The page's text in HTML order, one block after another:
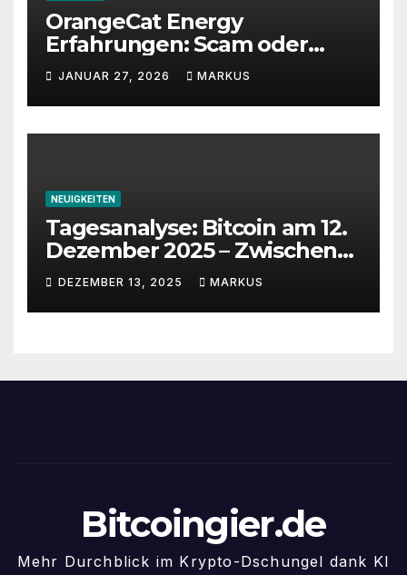
OrangeCat Energy
Erfahrungen: Scam oder
seriös? Wichtige Warnung
2026
JANUAR 27, 2026 MARKUS
NEUIGKEITEN
Tagesanalyse: Bitcoin am 12.
Dezember 2025 – Zwischen
Volatilität, Fed-Unsicherheit
und Chancen
DEZEMBER 13, 2025 MARKUS
Bitcoingier.de
Mehr Durchblick im Krypto-Dschungel dank KI